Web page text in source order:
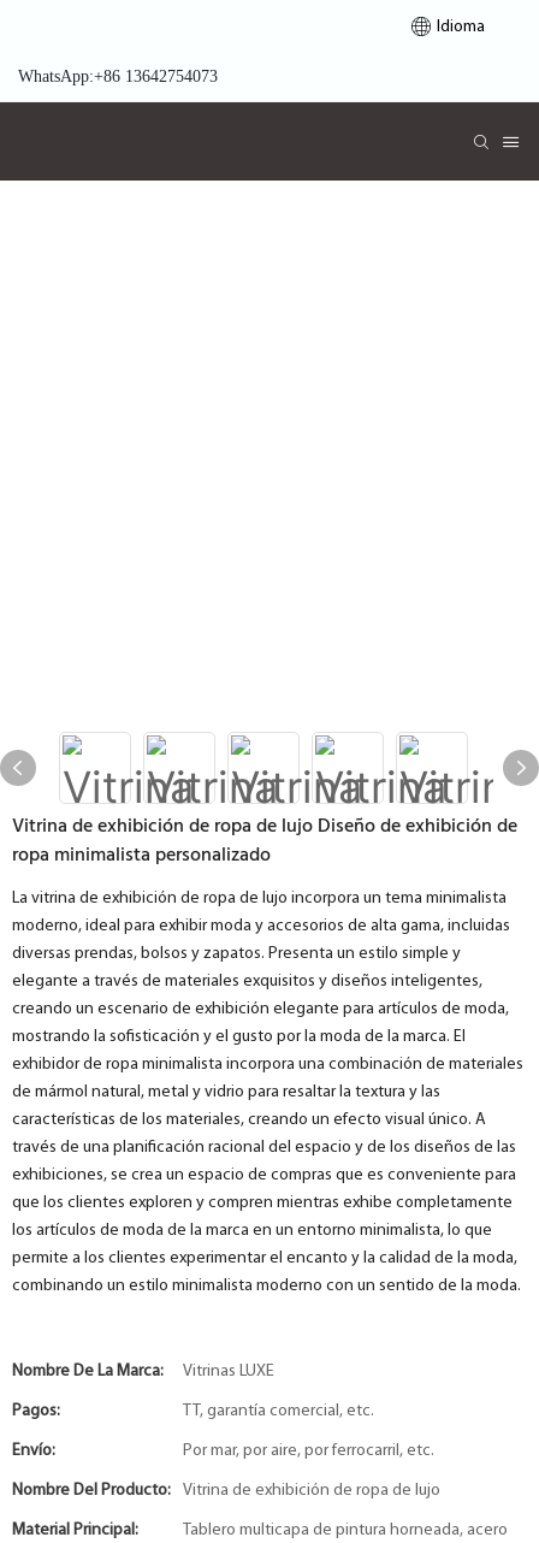
Idioma
WhatsApp:+86 13642754073
Vitrina de exhibición de ropa de lujo Diseño de exhibición de
ropa minimalista personalizado
La vitrina de exhibición de ropa de lujo incorpora un tema minimalista
moderno, ideal para exhibir moda y accesorios de alta gama, incluidas
diversas prendas, bolsos y zapatos. Presenta un estilo simple y
elegante a través de materiales exquisitos y diseños inteligentes,
creando un escenario de exhibición elegante para artículos de moda,
mostrando la sofisticación y el gusto por la moda de la marca. El
exhibidor de ropa minimalista incorpora una combinación de materiales
de mármol natural, metal y vidrio para resaltar la textura y las
características de los materiales, creando un efecto visual único. A
través de una planificación racional del espacio y de los diseños de las
exhibiciones, se crea un espacio de compras que es conveniente para
que los clientes exploren y compren mientras exhibe completamente
los artículos de moda de la marca en un entorno minimalista, lo que
permite a los clientes experimentar el encanto y la calidad de la moda,
combinando un estilo minimalista moderno con un sentido de la moda.
Nombre De La Marca: Vitrinas LUXE
Pagos: TT, garantía comercial, etc.
Envío: Por mar, por aire, por ferrocarril, etc.
Nombre Del Producto: Vitrina de exhibición de ropa de lujo
Material Principal:
Tablero multicapa de pintura horneada, acero